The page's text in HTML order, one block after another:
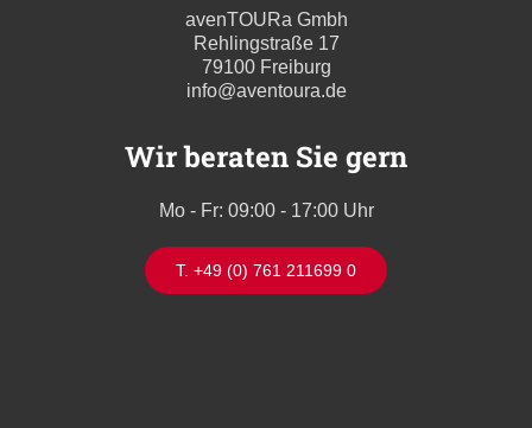
avenTOURa Gmbh
Rehlingstraße 17
79100 Freiburg
info@aventoura.de
Wir beraten Sie gern
Mo - Fr: 09:00 - 17:00 Uhr
T. +49 (0) 761 211699 0